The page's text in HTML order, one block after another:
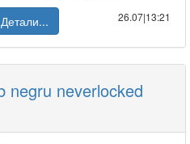
Детали...
26.07|13:21
negru neverlocked